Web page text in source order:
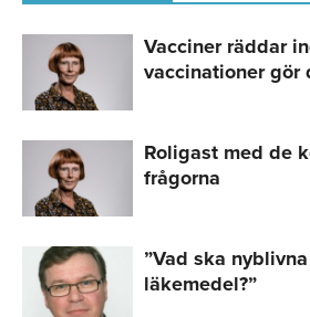
Vacciner räddar
vaccinationer gör
Roligast med de
frågorna
”Vad ska
läkemedel?”